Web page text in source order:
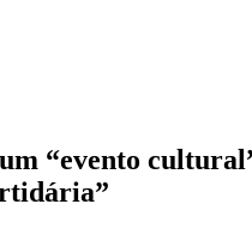
“evento